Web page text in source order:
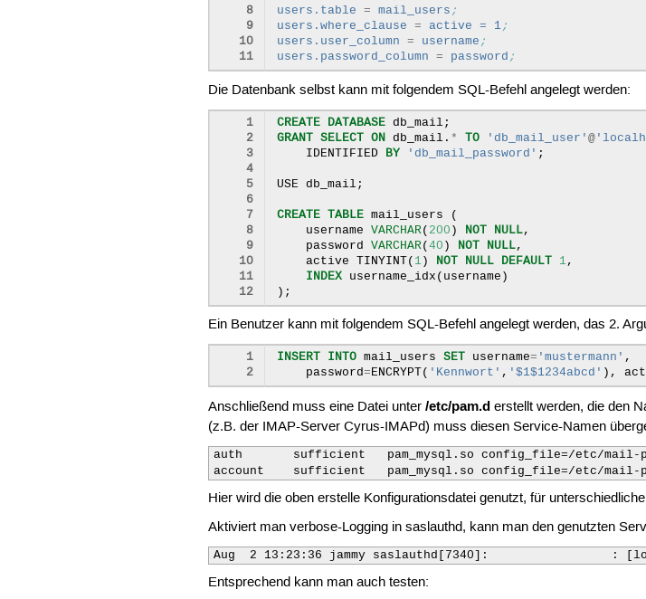
8
9
10
11
users.table
= mail_users ;
users.where_clause
= active = 1;
users.user_column
= username ;
users.password_column
= password ;
Die Datenbank selbst kann mit folgendem SQL-Befehl angelegt werden:
1
2
3
4
5
6
7
8
9
10
11
12
CREATE DATABASE db_mail ;
GRANT SELECT ON db_mail . * TO 'db_mail_user' @
IDENTIFIED
BY 'db_mail_password' ;
USE db_mail ;
CREATE TABLE mail_users
(
username
VARCHAR( 200 ) NOT NULL,
password
VARCHAR(40 ) NOT NULL,
active
TINYINT( 1) NOT NULL DEFAULT 1,
INDEX
username_idx ( username )
);
Ein Benutzer kann mit folgendem SQL-Befehl angelegt werden, das 2.
1
2
INSERT INTO mail_users SET username= 'mustermann' ,
password=ENCRYPT ( 'Kennwort' , '$1$1234abcd' ),
Anschließend muss eine Datei unter/etc/pam.d erstellt werden, die den
(z.B. der IMAP-Server Cyrus-IMAPd) muss diesen Service-Namen
auth       sufficient   pam_mysql.so config_file=/etc/mail-
account    sufficient   pam_mysql.so config_file=/etc/mail-
Hier wird die oben erstelle Konfigurationsdatei genutzt, für
Aktiviert man verbose-Logging in saslauthd, kann man den genutzten
Aug  2 13:23:36 jammy saslauthd[7340]:                 :
Entsprechend kann man auch testen: